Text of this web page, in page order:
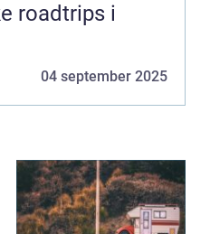
roadtrips i
04 september 2025